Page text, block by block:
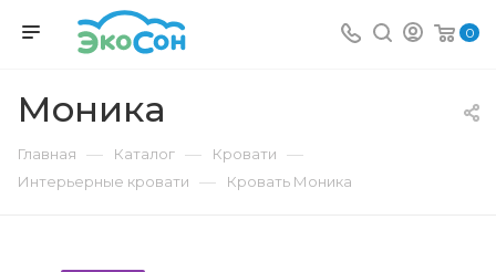
0
Моника
Главная — Каталог — Кровати —
Интерьерные кровати — Кровать Моника